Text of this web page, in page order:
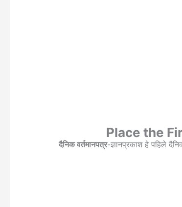
Place the
दैनिक वर्तमानपत्र-ज्ञानप्रकाश हे पहिले